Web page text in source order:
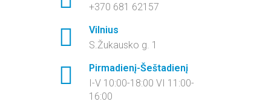
+370 681 62157
Vilnius
S.Žukausko g. 1
Pirmadienį-Šeštadienį
I-V 10:00-18:00 VI 11:00-
16:00